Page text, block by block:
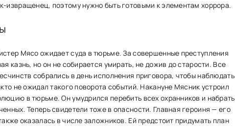
извращенец, поэтому нужно быть готовыми к элементам хоррора.
Мясо ожидает суда в тюрьме. За совершенные преступления
казнь, но он не собирается умирать, не дожив до старости. Все
собрались в день исполнения приговора, чтобы наблюдать
не ожидал такого поворота событий. Накануне Мясник устроил
в тюрьме. Он умудрился перебить всех охранников и набрать
Теперь свидетели тоже в опасности. Главная героиня — его
оказалась в числе заложников. Ей предстоит придумать план